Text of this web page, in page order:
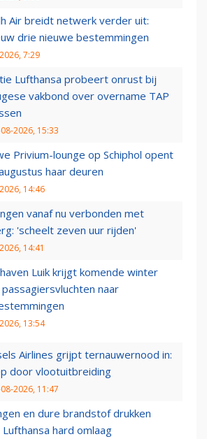
Air breidt netwerk verder uit:
drie nieuwe bestemmingen
7:29
Lufthansa probeert onrust bij
vakbond over overname TAP
2026, 15:33
Privium-lounge op Schiphol opent
haar deuren
14:46
vanaf nu verbonden met
'scheelt zeven uur rijden'
14:41
Luik krijgt komende winter
naar
13:54
Airlines grijpt ternauwernood in:
door vlootuitbreiding
2026, 11:47
en dure brandstof drukken
hard omlaag